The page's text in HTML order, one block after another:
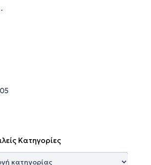
Κατηγορίες